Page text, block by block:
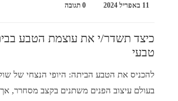
11 באפריל 2024 0 תגובה
כיצד תשדר/י את עוצמת הטבע
טבעי
להכניס את הטבע הביתה: היופי הנצחי של
בעולם עיצוב הפנים משתנים בקצב מסחרר,